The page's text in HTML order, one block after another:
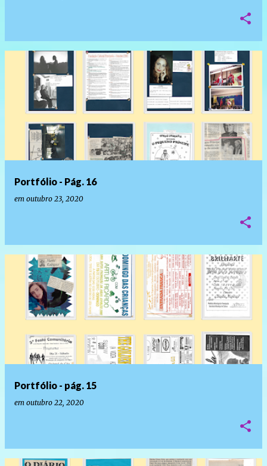
Portfólio - Pág. 16
em outubro 23, 2020
Portfólio - pág. 15
em outubro 22, 2020